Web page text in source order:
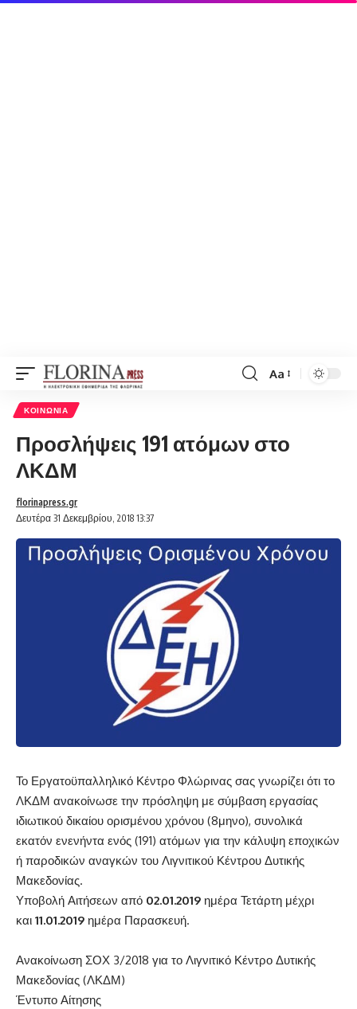
Font
Aa
ΚΟΙΝΩΝΊΑ
Προσλήψεις 191 ατόμων στο
ΛΚΔΜ
Δευτέρα 31 Δεκεμβρίου, 2018 13:37
florinapress.gr
Το Εργατοϋπαλληλικό Κέντρο Φλώρινας σας γνωρίζει ότι το
ΛΚΔΜ ανακοίνωσε την πρόσληψη με σύμβαση εργασίας
ιδιωτικού δικαίου ορισμένου χρόνου (8μηνο), συνολικά
εκατόν ενενήντα ενός (191) ατόμων για την κάλυψη εποχικών
ή παροδικών αναγκών του Λιγνιτικού Κέντρου Δυτικής
Μακεδονίας.
Υποβολή Αιτήσεων από 02.01.2019 ημέρα Τετάρτη μέχρι
και 11.01.2019 ημέρα Παρασκευή.
Ανακοίνωση ΣΟΧ 3/2018 για το Λιγνιτικό Κέντρο Δυτικής
Μακεδονίας (ΛΚΔΜ)
Έντυπο Αίτησης